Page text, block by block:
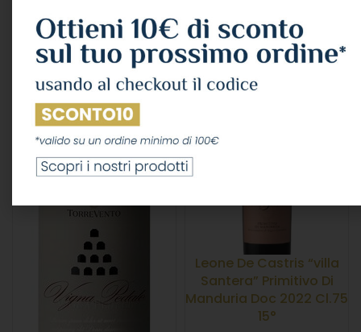
Torrevento
6,89€
AGGIUNGI AL CARRELLO
Tenuta Giustini
11,00 €
IVA Inclusa
AGGIUNGI AL CARRELLO
Leone De Castris “villa
Santera” Primitivo Di
Manduria Doc 2022 Cl.75
15°